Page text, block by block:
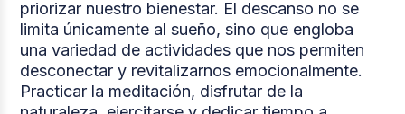
priorizar nuestro bienestar. El descanso no se
limita únicamente al sueño, sino que engloba
una variedad de actividades que nos permiten
desconectar y revitalizarnos emocionalmente.
Practicar la meditación, disfrutar de la